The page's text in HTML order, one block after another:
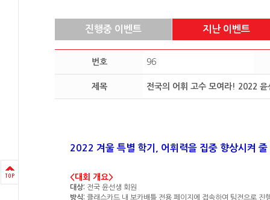
진행중 이벤트 지난 이벤트
번호 96
제목 전국의 어휘 고수 모여라! 2022 윤
2022 겨울 특별 학기, 어휘력을 집중 향상시켜
<대회 개요>
대상: 전국 윤선생 회원
방식: 클래스카드 내 보카배틀 전용 페이지에 접속하여 팀전으로 진